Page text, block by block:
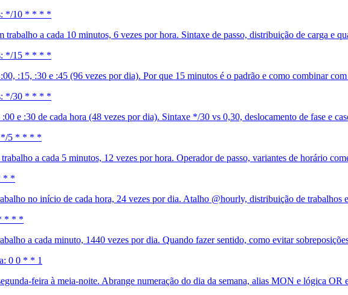
*/10 * * * *
a cada 10 minutos, 6 vezes por hora. Sintaxe de passo, distribuição de carga e
*/15 * * * *
:15, :30 e :45 (96 vezes por dia). Por que 15 minutos é o padrão e como combinar com
*/30 * * * *
e :30 de cada hora (48 vezes por dia). Sintaxe */30 vs 0,30, deslocamento de fase e
*/5 * * * *
a cada 5 minutos, 12 vezes por hora. Operador de passo, variantes de horário
* *
no início de cada hora, 24 vezes por dia. Atalho @hourly, distribuição de trabalhos
* * *
a cada minuto, 1440 vezes por dia. Quando fazer sentido, como evitar
0 0 * * 1
feira à meia-noite. Abrange numeração do dia da semana, alias MON e lógica OR